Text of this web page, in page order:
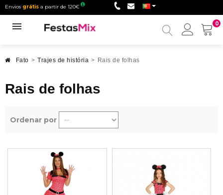
Envios grátis a partir de 120€
0
Minha
Fato > Trajes de história > Rais de folhas
Rais de folhas
Ordenar por